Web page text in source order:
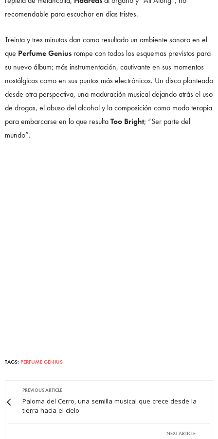
recomendable para escuchar en días tristes.
Treinta y tres minutos dan como resultado un ambiente sonoro en el
que Perfume Genius rompe con todos los esquemas previstos para
su nuevo álbum; más instrumentación, cautivante en sus momentos
nostálgicos como en sus puntos más electrónicos. Un disco planteado
desde otra perspectiva, una maduración musical dejando atrás el uso
de drogas, el abuso del alcohol y la composición como modo terapia
para embarcarse en lo que resultaToo Bright; “Ser parte del
mundo”.
TAGS: PERFUME GENIUS
PREVIOUS ARTICLE
Paloma del Cerro, una semilla musical que crece desde la
tierra hacia el cielo
NEXT ARTICLE